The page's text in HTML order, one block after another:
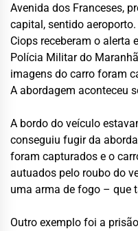
Avenida dos Franceses,
capital, sentido
Ciops receberam o alerta
Polícia Militar do
imagens do carro foram
A abordagem aconteceu
A bordo do veículo
conseguiu fugir da
foram capturados e o
autuados pelo roubo do
uma arma de fogo – que
Outro exemplo foi a